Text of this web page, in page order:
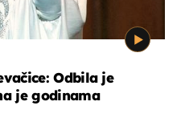
Odbila je
je godinama